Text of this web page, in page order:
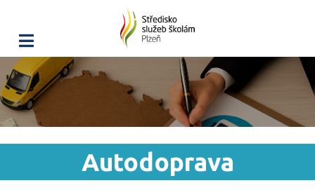
Autodoprava